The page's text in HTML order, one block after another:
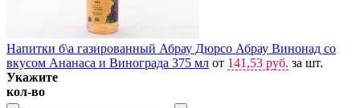
Напитки б\а газированный Абрау Дюрсо Абрау Винонад со
вкусом Ананаса и Винограда 375 мл от 141,53 руб. за шт.
Укажите
кол-во